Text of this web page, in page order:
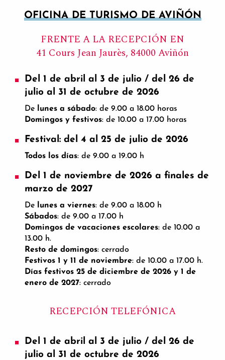
OFICINA DE TURISMO DE AVIÑÓN
FRENTE A LA RECEPCIÓN EN
41 Cours Jean Jaurès, 84000 Aviñón
Del 1 de abril al 3 de julio / del 26 de
julio al 31 de octubre de 2026
De lunes a sábado: de 9.00 a 18.00 horas
Domingos y festivos: de 10.00 a 17.00 horas
Festival: del 4 al 25 de julio de 2026
Todos los días: de 9.00 a 19.00 h
Del 1 de noviembre de 2026 a finales de
marzo de 2027
De lunes a viernes: de 9.00 a 18.00 h
Sábados: de 9.00 a 17.00 h
Domingos de vacaciones escolares: de 10.00 a
13.00 h.
Resto de domingos: cerrado
Festivos 1 y 11 de noviembre: de 10.00 a 17.00 h.
Días festivos 25 de diciembre de 2026 y 1 de
enero de 2027: cerrado
RECEPCIÓN TELEFÓNICA
Del 1 de abril al 3 de julio / del 26 de
julio al 31 de octubre de 2026